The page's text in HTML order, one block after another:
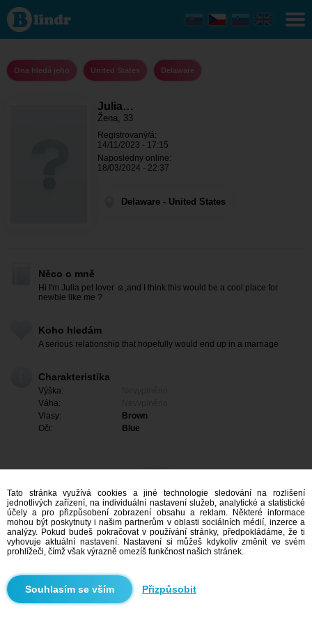
Julia
Womack
- Ona
hledá
Delaware
Ona hledá jeho United States Delaware
Julia…
Žena, 33
Registrovaný/á:
14/11/2023 - 17:15
Naposledny online:
18/03/2024 - 22:37
Delaware - United States
Něco o mně
Hi I'm Julia pet lover ☺️,and I think this would be a cool place for
newbie like me ?
Koho hledám
A serious relationship that hopefully would end up in a marriage
Charakteristika
Výška:
Váha:
Vlasy:
Brown
Oči:
Blue
Vyhledávání
Tato stránka využívá cookies a jiné technologie sledování na rozlišení
jednotlivých zařízení, na individuální nastavení služeb, analytické a statistické
účely a pro přizpůsobení zobrazení obsahu a reklam. Některé informace
mohou být poskytnuty i našim partnerům v oblasti sociálních médií, inzerce a
analýzy. Pokud budeš pokračovat v používání stránky, předpokládáme, že ti
vyhovuje aktuální nastavení. Nastavení si můžeš kdykoliv změnit ve svém
prohlížeči, čímž však výrazně omezíš funkčnost našich stránek.
Přizpůsobit